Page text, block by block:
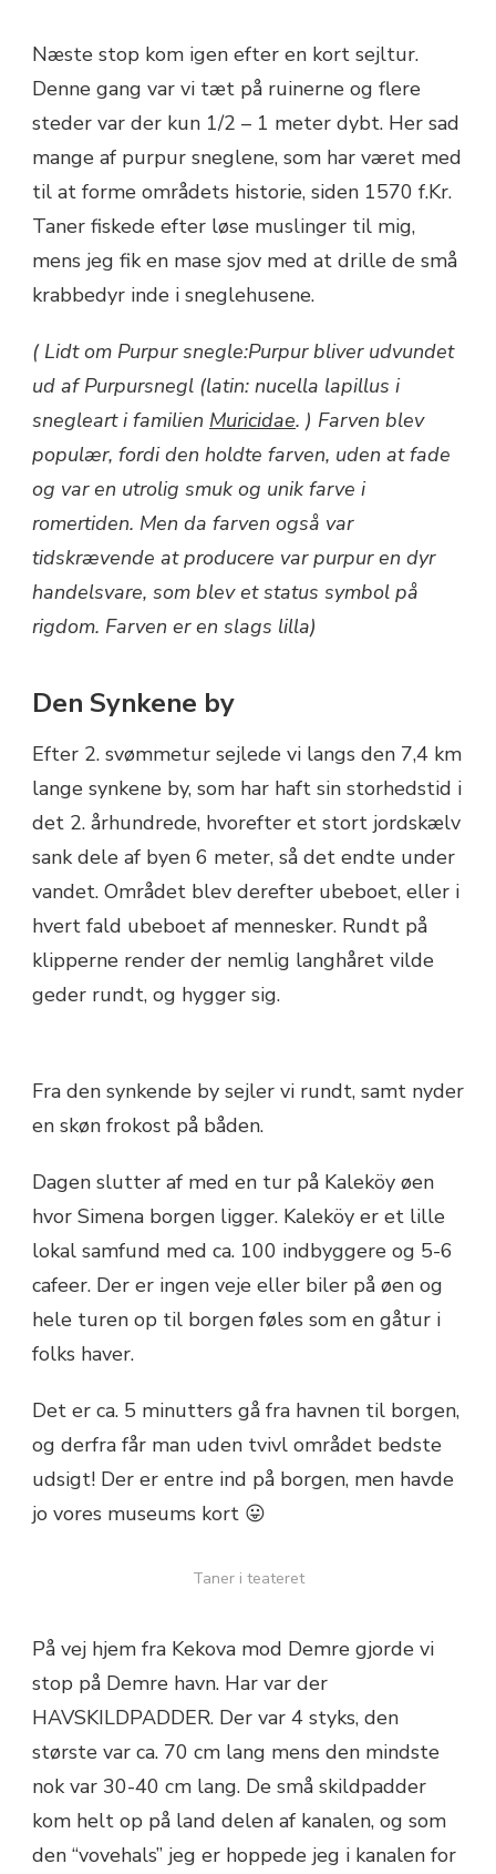
Næste stop kom igen efter en kort sejltur.
Denne gang var vi tæt på ruinerne og flere
steder var der kun 1/2 – 1 meter dybt. Her sad
mange af purpur sneglene, som har været med
til at forme områdets historie, siden 1570 f.Kr.
Taner fiskede efter løse muslinger til mig,
mens jeg fik en mase sjov med at drille de små
krabbedyr inde i sneglehusene.
( Lidt om Purpur snegle:Purpur bliver udvundet
ud af Purpursnegl (latin: nucella lapillus i
snegleart i familien Muricidae. ) Farven blev
populær, fordi den holdte farven, uden at fade
og var en utrolig smuk og unik farve i
romertiden. Men da farven også var
tidskrævende at producere var purpur en dyr
handelsvare, som blev et status symbol på
rigdom. Farven er en slags lilla)
Den Synkene by
Efter 2. svømmetur sejlede vi langs den 7,4 km
lange synkene by, som har haft sin storhedstid i
det 2. århundrede, hvorefter et stort jordskælv
sank dele af byen 6 meter, så det endte under
vandet. Området blev derefter ubeboet, eller i
hvert fald ubeboet af mennesker. Rundt på
klipperne render der nemlig langhåret vilde
geder rundt, og hygger sig.
Fra den synkende by sejler vi rundt, samt nyder
en skøn frokost på båden.
Dagen slutter af med en tur på Kaleköy øen
hvor Simena borgen ligger. Kaleköy er et lille
lokal samfund med ca. 100 indbyggere og 5-6
cafeer. Der er ingen veje eller biler på øen og
hele turen op til borgen føles som en gåtur i
folks haver.
Det er ca. 5 minutters gå fra havnen til borgen,
og derfra får man uden tvivl området bedste
udsigt! Der er entre ind på borgen, men havde
jo vores museums kort 😛
Taner i teateret
På vej hjem fra Kekova mod Demre gjorde vi
stop på Demre havn. Har var der
HAVSKILDPADDER. Der var 4 styks, den
største var ca. 70 cm lang mens den mindste
nok var 30-40 cm lang. De små skildpadder
kom helt op på land delen af kanalen, og som
den “vovehals” jeg er hoppede jeg i kanalen for